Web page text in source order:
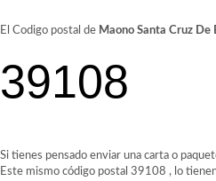
El Codigo postal de Maono Santa Cruz De
39108
Si tienes pensado enviar una carta o
Este mismo código postal 39108 , lo